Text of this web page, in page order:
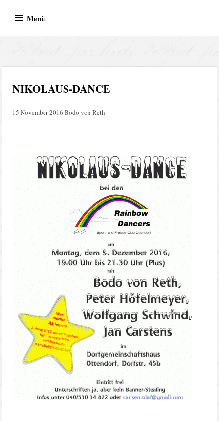
Inhalt
Menü
BVR Records – Bodo von
NIKOLAUS-DANCE
15 November 2016 Bodo von Reth